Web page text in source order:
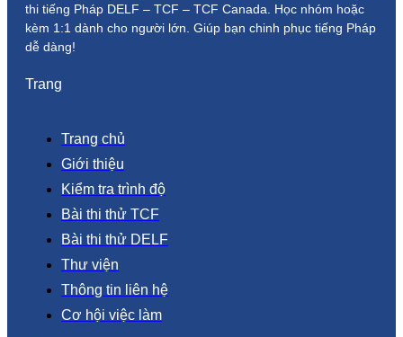
thi tiếng Pháp DELF – TCF – TCF Canada. Học nhóm hoặc
kèm 1:1 dành cho người lớn. Giúp bạn chinh phục tiếng Pháp
dễ dàng!
Trang
Trang chủ
Giới thiệu
Kiểm tra trình độ
Bài thi thử TCF
Bài thi thử DELF
Thư viện
Thông tin liên hệ
Cơ hội việc làm